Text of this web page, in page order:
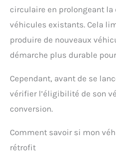
circulaire en prolongeant la
véhicules existants. Cela
produire de nouveaux
démarche plus durable
Cependant, avant de se
vérifier l’éligibilité de son
conversion.
Comment savoir si mon
rétrofit